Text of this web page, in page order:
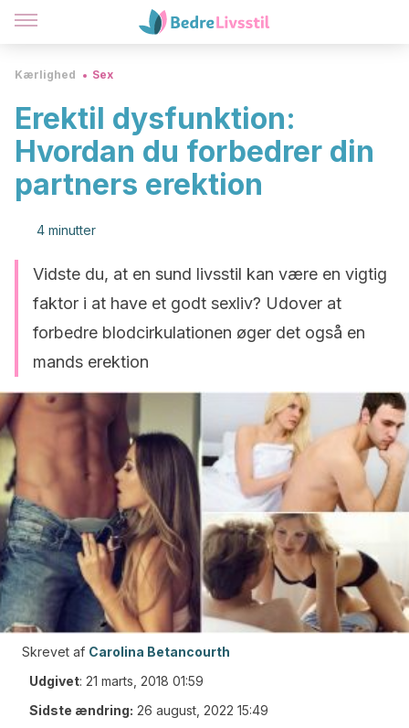
Kærlighed Sex
Erektil dysfunktion:
Hvordan du forbedrer din
partners erektion
4 minutter
Vidste du, at en sund livsstil kan være en vigtig
faktor i at have et godt sexliv? Udover at
forbedre blodcirkulationen øger det også en
mands erektion
Skrevet af Carolina Betancourth
Udgivet: 21 marts, 2018 01:59
Sidste ændring: 26 august, 2022 15:49